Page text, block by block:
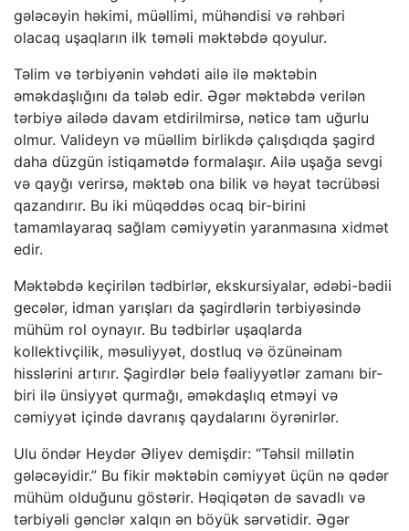
gələcəyin həkimi, müəllimi, mühəndisi və rəhbəri
olacaq uşaqların ilk təməli məktəbdə qoyulur.
Təlim və tərbiyənin vəhdəti ailə ilə məktəbin
əməkdaşlığını da tələb edir. Əgər məktəbdə verilən
tərbiyə ailədə davam etdirilmirsə, nəticə tam uğurlu
olmur. Valideyn və müəllim birlikdə çalışdıqda şagird
daha düzgün istiqamətdə formalaşır. Ailə uşağa sevgi
və qayğı verirsə, məktəb ona bilik və həyat təcrübəsi
qazandırır. Bu iki müqəddəs ocaq bir-birini
tamamlayaraq sağlam cəmiyyətin yaranmasına xidmət
edir.
Məktəbdə keçirilən tədbirlər, ekskursiyalar, ədəbi-bədii
gecələr, idman yarışları da şagirdlərin tərbiyəsində
mühüm rol oynayır. Bu tədbirlər uşaqlarda
kollektivçilik, məsuliyyət, dostluq və özünəinam
hisslərini artırır. Şagirdlər belə fəaliyyətlər zamanı bir-
biri ilə ünsiyyət qurmağı, əməkdaşlıq etməyi və
cəmiyyət içində davranış qaydalarını öyrənirlər.
Ulu öndər Heydər Əliyev demişdir: “Təhsil millətin
gələcəyidir.” Bu fikir məktəbin cəmiyyət üçün nə qədər
mühüm olduğunu göstərir. Həqiqətən də savadlı və
tərbiyəli gənclər xalqın ən böyük sərvətidir. Əgər